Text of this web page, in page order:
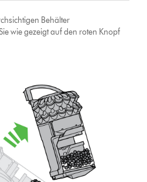
Behälter
wie gezeigt auf den roten Knopf